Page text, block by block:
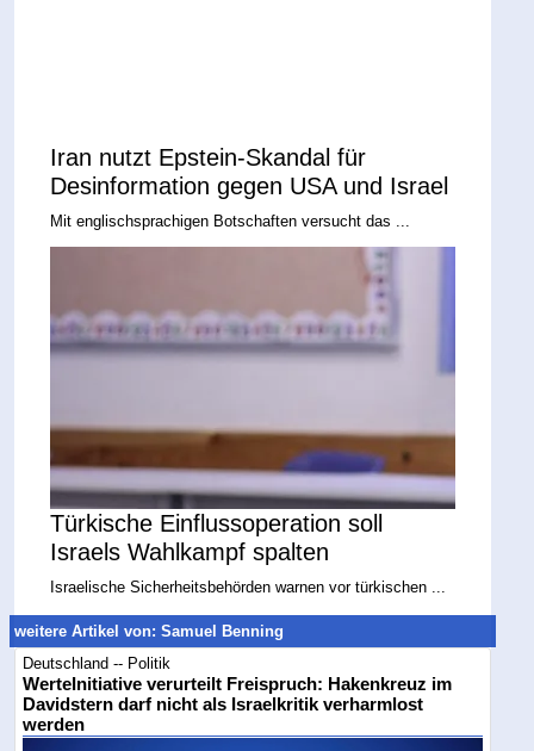
Iran nutzt Epstein-Skandal für
Desinformation gegen USA und Israel
Mit englischsprachigen Botschaften versucht das ...
Türkische Einflussoperation soll
Israels Wahlkampf spalten
Israelische Sicherheitsbehörden warnen vor türkischen ...
weitere Artikel von: Samuel Benning
Deutschland -- Politik
WerteInitiative verurteilt Freispruch: Hakenkreuz im
Davidstern darf nicht als Israelkritik verharmlost
werden